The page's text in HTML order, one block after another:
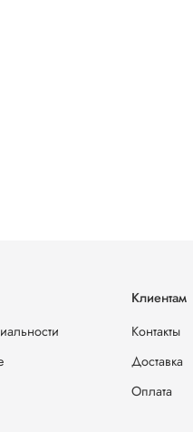
Клиентам
Контакты
Доставка
Оплата